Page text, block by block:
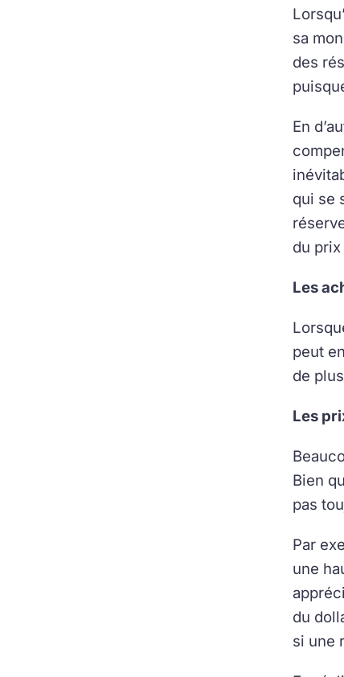
sa
des
En
qui se
du prix
Les
peut
de
Les
Bien
pas
Par
une
du
si une